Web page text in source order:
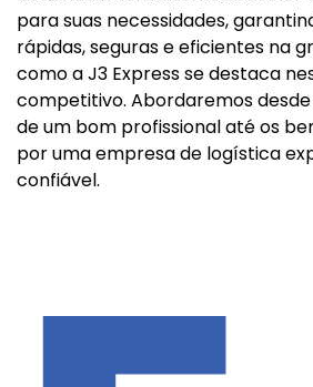
para suas necessidades,
rápidas, seguras e eficientes na
como a J3 Express se destaca
competitivo. Abordaremos
de um bom profissional até os
por uma empresa de logística
confiável.